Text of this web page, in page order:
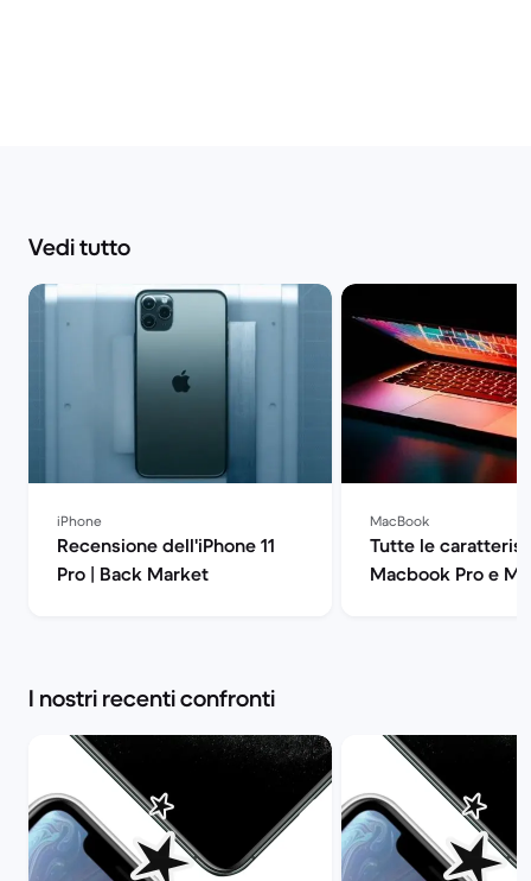
Vedi tutto
iPhone
Recensione dell'iPhone 11
Pro | Back Market
MacBook
Tutte le
Macbook Pro e
I nostri recenti confronti